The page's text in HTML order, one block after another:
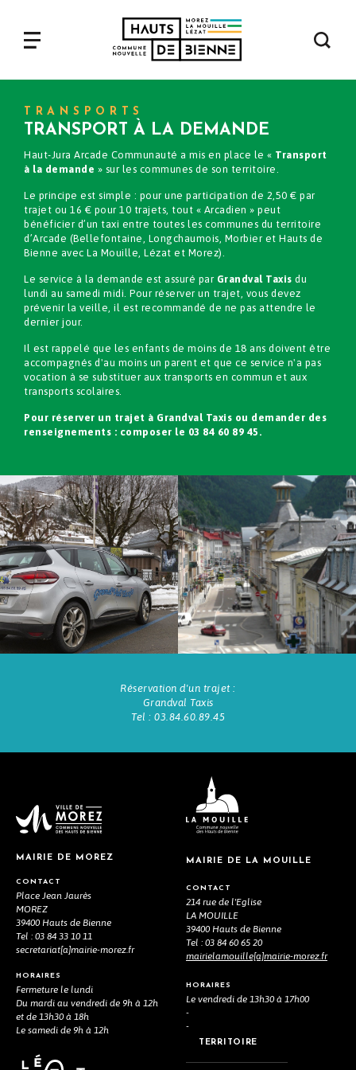
contenu
Navigation
principale
TRANSPORTS
TRANSPORT À LA DEMANDE
Haut-Jura Arcade Communauté a mis en place le « Transport
à la demande » sur les communes de son territoire.
Le principe est simple : pour une participation de 2,50 € par
trajet ou 16 € pour 10 trajets, tout « Arcadien » peut
bénéficier d’un taxi entre toutes les communes du territoire
d’Arcade (Bellefontaine, Longchaumois, Morbier et Hauts de
Bienne avec La Mouille, Lézat et Morez).
Le service à la demande est assuré parGrandval Taxis du
lundi au samedi midi. Pour réserver un trajet, vous devez
prévenir la veille, il est recommandé de ne pas attendre le
dernier jour.
Il est rappelé que les enfants de moins de 18 ans doivent être
accompagnés d'au moins un parent et que ce service n'a pas
vocation à se substituer aux transports en commun et aux
transports scolaires.
Pour réserver un trajet à Grandval Taxis ou demander des
renseignements : composer le 03 84 60 89 45.
Réservation d'un trajet :
Grandval Taxis
Tel : 03.84.60.89.45
MAIRIE DE MOREZ
CONTACT
Place Jean Jaurès
MOREZ
39400 Hauts de Bienne
Tel : 03 84 33 10 11
secretariat[a]mairie-morez.fr
HORAIRES
Fermeture le lundi
Du mardi au vendredi de 9h à 12h
et de 13h30 à 18h
Le samedi de 9h à 12h
MAIRIE DE LA MOUILLE
CONTACT
214 rue de l'Eglise
LA MOUILLE
39400 Hauts de Bienne
Tel : 03 84 60 65 20
mairielamouille[a]mairie-morez.fr
HORAIRES
Le vendredi de 13h30 à 17h00
-
-
TERRITOIRE